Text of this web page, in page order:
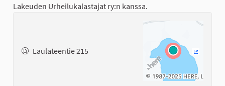
Lakeuden Urheilukalastajat ry:n kanssa.
Laulateentie 215